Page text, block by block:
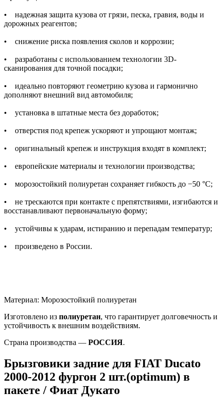
• надежная защита кузова от грязи, песка, гравия, воды и
дорожных реагентов;
• снижение риска появления сколов и коррозии;
• разработаны с использованием технологии 3D-
сканирования для точной посадки;
• идеально повторяют геометрию кузова и гармонично
дополняют внешний вид автомобиля;
• установка в штатные места без доработок;
• отверстия под крепеж ускоряют и упрощают монтаж;
• оригинальный крепеж и инструкция входят в комплект;
• европейские материалы и технологии производства;
• морозостойкий полиуретан сохраняет гибкость до −50 °C;
• не трескаются при контакте с препятствиями, изгибаются и
восстанавливают первоначальную форму;
• устойчивы к ударам, истиранию и перепадам температур;
• произведено в России.
Материал: Морозостойкий полиуретан
Изготовлено из полиуретан, что гарантирует долговечность и
устойчивость к внешним воздействиям.
Страна производства — РОССИЯ.
Брызговики задние для FIAT Ducato
2000-2012 фургон 2 шт.(optimum) в
пакете / Фиат Дукато